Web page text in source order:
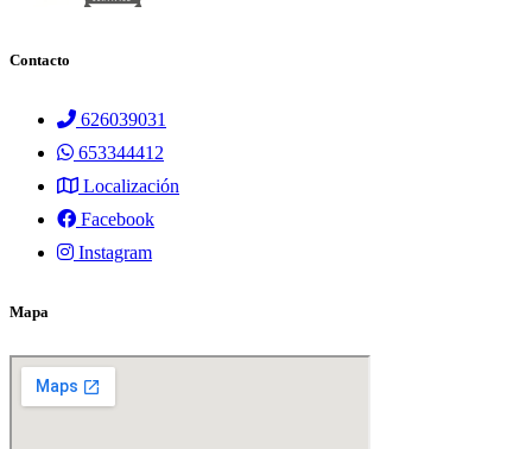
Contacto
626039031
653344412
Localización
Facebook
Instagram
Mapa